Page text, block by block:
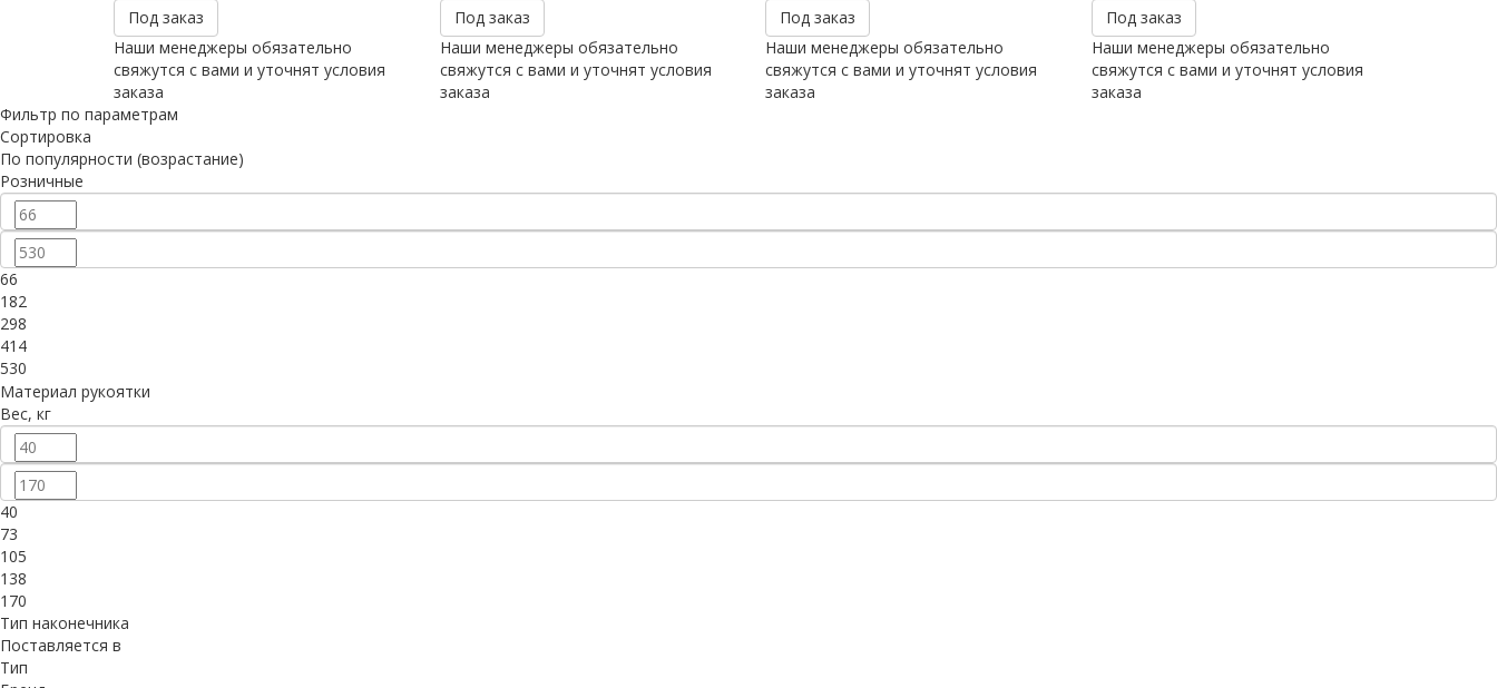
Под заказ
Наши менеджеры обязательно
свяжутся с вами и уточнят условия
заказа
Под заказ
Наши менеджеры обязательно
свяжутся с вами и уточнят условия
заказа
Под заказ
Наши менеджеры обязательно
свяжутся с вами и уточнят условия
заказа
Под заказ
Наши менеджеры обязательно
свяжутся с вами и уточнят условия
заказа
Фильтр по параметрам
Сортировка
По популярности (возрастание)
Розничные
66
182
298
414
530
Материал рукоятки
Вес, кг
40
73
105
138
170
Тип наконечника
Поставляется в
Тип